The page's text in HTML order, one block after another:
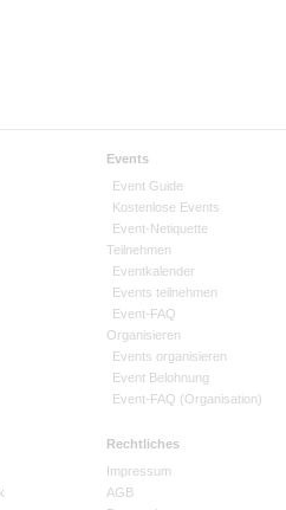
Events
Event Guide
Kostenlose Events
Event-Netiquette
Teilnehmen
Eventkalender
Events teilnehmen
Event-FAQ
Organisieren
Events organisieren
Event Belohnung
Event-FAQ (Organisation)
Rechtliches
Impressum
AGB